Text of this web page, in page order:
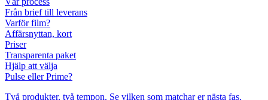
Från brief till leverans
Varför film?
Affärsnyttan, kort
Priser
Transparenta paket
Hjälp att välja
Pulse eller Prime?
Två produkter, två tempon. Se vilken som matchar er nästa fas.